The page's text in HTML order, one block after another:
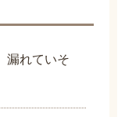
漏れていそ